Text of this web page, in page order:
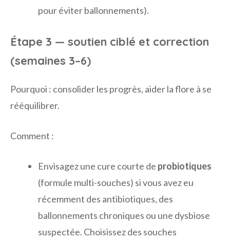
pour éviter ballonnements).
Étape 3 — soutien ciblé et correction
(semaines 3–6)
Pourquoi : consolider les progrès, aider la flore à se
rééquilibrer.
Comment :
Envisagez une cure courte de probiotiques
(formule multi-souches) si vous avez eu
récemment des antibiotiques, des
ballonnements chroniques ou une dysbiose
suspectée. Choisissez des souches